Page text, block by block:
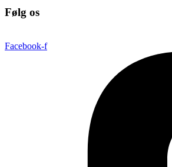
Følg os
Facebook-f